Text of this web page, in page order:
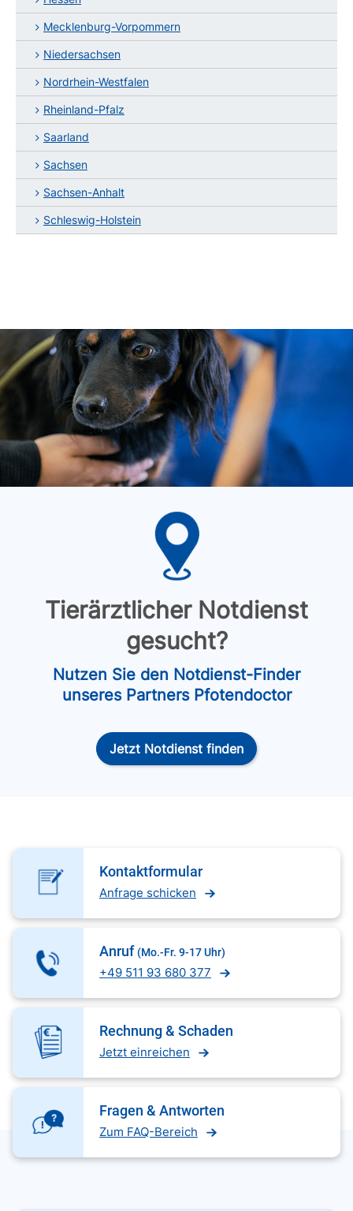
Mecklenburg-Vorpommern
Niedersachsen
Nordrhein-Westfalen
Rheinland-Pfalz
Saarland
Sachsen
Sachsen-Anhalt
Schleswig-Holstein
Tierärztlicher Notdienst
gesucht?
Nutzen Sie den Notdienst-Finder
unseres Partners Pfotendoctor
Jetzt Notdienst finden
Kontaktformular
Anfrage schicken
Anruf (Mo.-Fr. 9-17 Uhr)
+49 511 93 680 377
Rechnung & Schaden
Jetzt einreichen
Fragen & Antworten
Zum FAQ-Bereich